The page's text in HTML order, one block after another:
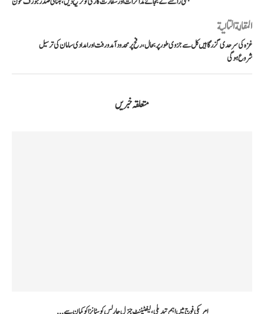
المقالة التالية
غزہ کی سرحدی گزرگاہیں کل سے جزوی طور پر بحال، رفح پر محدود آمدورفت اور امدادی سامان کی ترسیل
شروع ہوگی
متعلقہ خبریں